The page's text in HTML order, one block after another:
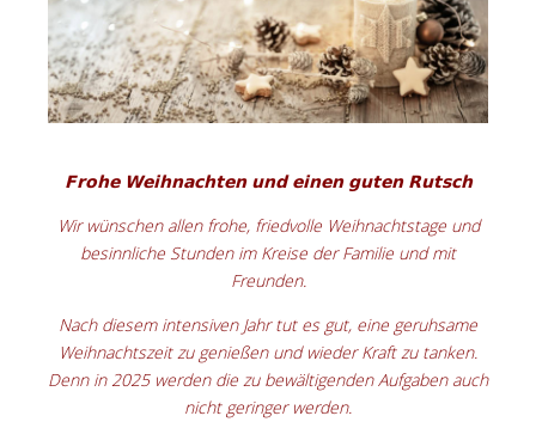
𝗙𝗿𝗼𝗵𝗲 𝗪𝗲𝗶𝗵𝗻𝗮𝗰𝗵𝘁𝗲𝗻 𝘂𝗻𝗱 𝗲𝗶𝗻𝗲𝗻 𝗴𝘂𝘁𝗲𝗻 𝗥𝘂𝘁𝘀𝗰𝗵
Wir wünschen allen frohe, friedvolle Weihnachtstage und
besinnliche Stunden im Kreise der Familie und mit
Freunden.
Nach diesem intensiven Jahr tut es gut, eine geruhsame
Weihnachtszeit zu genießen und wieder Kraft zu tanken.
Denn in 2025 werden die zu bewältigenden Aufgaben auch
nicht geringer werden.